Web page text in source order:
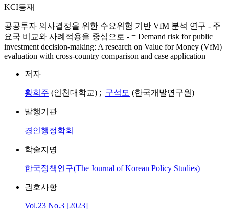
KCI등재
공공투자 의사결정을 위한 수요위험 기반 VfM 분석 연구 - 주
요국 비교와 사례적용을 중심으로 - = Demand risk for public
investment decision-making: A research on Value for Money (VfM)
evaluation with cross-country comparison and case application
저자
황희주 (인천대학교) ; 구석모 (한국개발연구원)
발행기관
경인행정학회
학술지명
한국정책연구(The Journal of Korean Policy Studies)
권호사항
Vol.23 No.3 [2023]